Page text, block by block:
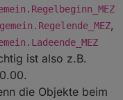
,
ist also z.B.
die Objekte beim